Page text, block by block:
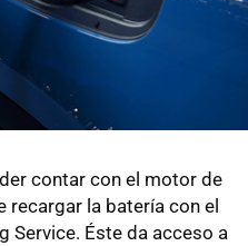
contar con el motor de
recargar la batería con el
Service. Éste da acceso a